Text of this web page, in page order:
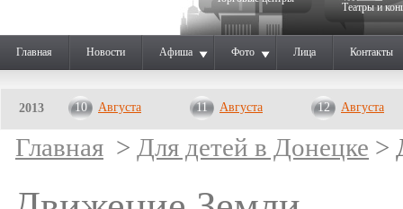
Театры и
Главная Новости Афиша Фото Лица Контакты
2013 10 Августа 11 Августа 12 Августа
Главная > Для детей в Донецке >